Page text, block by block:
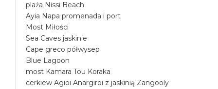
plaża Nissi Beach
Ayia Napa promenada i port
Most Miłości
Sea Caves jaskinie
Cape greco półwysep
Blue Lagoon
most Kamara Tou Koraka
cerkiew Agioi Anargiroi z jaskinią Zangooly